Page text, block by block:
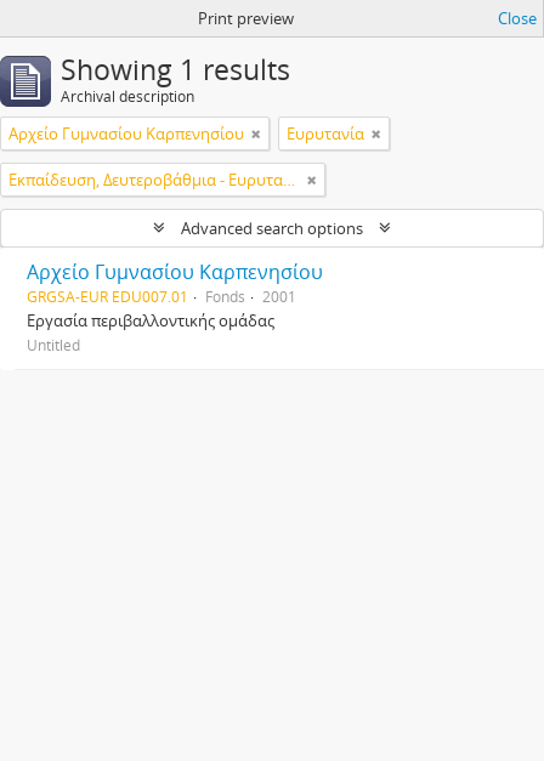
Print preview Close
Showing 1 results
Archival description
Αρχείο Γυμνασίου Καρπενησίου Ευρυτανία
Εκπαίδευση, Δευτεροβάθμια - Ευρυτανία
Advanced search options
Αρχείο Γυμνασίου Καρπενησίου
GRGSA-EUR EDU007.01 Fonds 2001
Εργασία περιβαλλοντικής ομάδας
Untitled